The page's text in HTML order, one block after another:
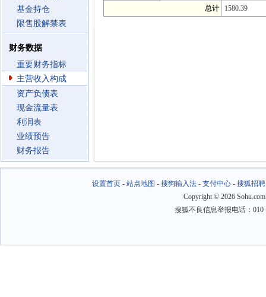
基金持仓
限售股解禁表
财务数据
重要财务指标
主营收入构成
资产负债表
现金流量表
利润表
业绩预告
财务报告
总计
1580.39
设置首页- 站点地图 - 搜狗输入法- 支付中心- 搜狐招聘
Copyright © 2026
搜狐不良信息举报电话：010